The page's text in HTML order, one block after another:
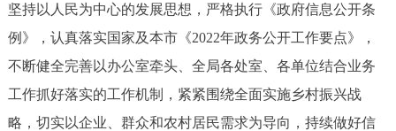
个人服务 法人服务 部门服务
便民服务 利企服务 投资项目
坚持以人民为中心的发展思想，严格执行《政府信息公开条
例》，认真落实国家及本市《2022年政务公开工作要点》，
不断健全完善以办公室牵头、全局各处室、各单位结合业务
工作抓好落实的工作机制，紧紧围绕全面实施乡村振兴战
略，切实以企业、群众和农村居民需求为导向，持续做好信